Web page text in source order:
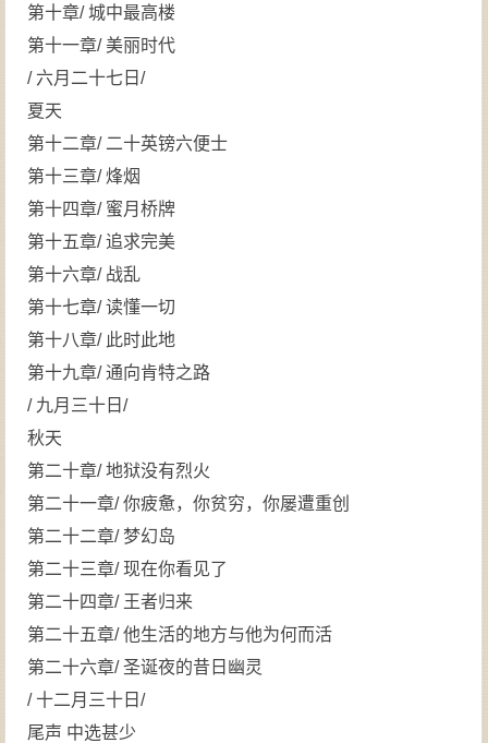
第十章/ 城中最高楼
第十一章/ 美丽时代
/ 六月二十七日/
夏天
第十二章/ 二十英镑六便士
第十三章/ 烽烟
第十四章/ 蜜月桥牌
第十五章/ 追求完美
第十六章/ 战乱
第十七章/ 读懂一切
第十八章/ 此时此地
第十九章/ 通向肯特之路
/ 九月三十日/
秋天
第二十章/ 地狱没有烈火
第二十一章/ 你疲惫，你贫穷，你屡遭重创
第二十二章/ 梦幻岛
第二十三章/ 现在你看见了
第二十四章/ 王者归来
第二十五章/ 他生活的地方与他为何而活
第二十六章/ 圣诞夜的昔日幽灵
/ 十二月三十日/
尾声 中选甚少